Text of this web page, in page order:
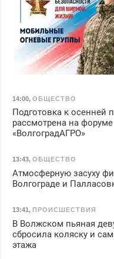
14:00, ОБЩЕСТВО
Подготовка к осенней
рассмотрена на форуме
«ВолгоградАГРО»
13:43, ОБЩЕСТВО
Атмосферную засуху
Волгограде и
13:41, ПРОИСШЕСТВИЯ
В Волжском пьяная
сбросила коляску и
этажа